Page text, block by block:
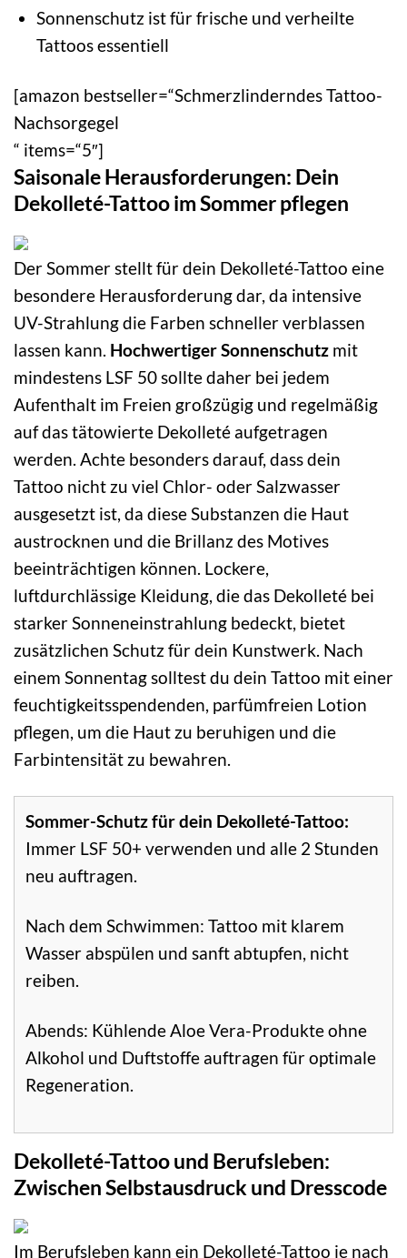
Sonnenschutz ist für frische und verheilte
Tattoos essentiell
[amazon bestseller=“Schmerzlinderndes Tattoo-
Nachsorgegel
“ items=“5″]
Saisonale Herausforderungen: Dein
Dekolleté-Tattoo im Sommer pflegen
Der Sommer stellt für dein Dekolleté-Tattoo eine
besondere Herausforderung dar, da intensive
UV-Strahlung die Farben schneller verblassen
lassen kann. Hochwertiger Sonnenschutz mit
mindestens LSF 50 sollte daher bei jedem
Aufenthalt im Freien großzügig und regelmäßig
auf das tätowierte Dekolleté aufgetragen
werden. Achte besonders darauf, dass dein
Tattoo nicht zu viel Chlor- oder Salzwasser
ausgesetzt ist, da diese Substanzen die Haut
austrocknen und die Brillanz des Motives
beeinträchtigen können. Lockere,
luftdurchlässige Kleidung, die das Dekolleté bei
starker Sonneneinstrahlung bedeckt, bietet
zusätzlichen Schutz für dein Kunstwerk. Nach
einem Sonnentag solltest du dein Tattoo mit einer
feuchtigkeitsspendenden, parfümfreien Lotion
pflegen, um die Haut zu beruhigen und die
Farbintensität zu bewahren.
Sommer-Schutz für dein Dekolleté-Tattoo:
Immer LSF 50+ verwenden und alle 2 Stunden
neu auftragen.
Nach dem Schwimmen: Tattoo mit klarem
Wasser abspülen und sanft abtupfen, nicht
reiben.
Abends: Kühlende Aloe Vera-Produkte ohne
Alkohol und Duftstoffe auftragen für optimale
Regeneration.
Dekolleté-Tattoo und Berufsleben:
Zwischen Selbstausdruck und Dresscode
Im Berufsleben kann ein Dekolleté-Tattoo je nach